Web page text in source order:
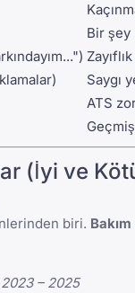
Bir şey
Saygı
ATS
(İyi ve
biri.
2023 – 2025